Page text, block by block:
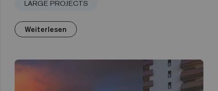
LARGE PROJECTS
Weiterlesen